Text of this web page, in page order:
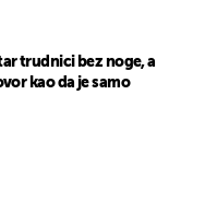
trudnici bez noge, a
kao da je samo